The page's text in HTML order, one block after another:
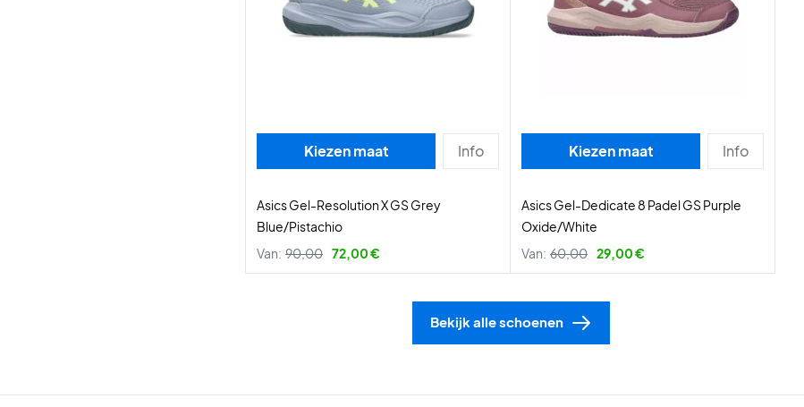
Kiezen maat Info
Asics Gel-Resolution X GS Grey
Blue/Pistachio
Van: 90,00 72,00 €
Kiezen maat Info
Asics Gel-Dedicate 8 Padel GS Purple
Oxide/White
Van: 60,00 29,00 €
Bekijk alle schoenen